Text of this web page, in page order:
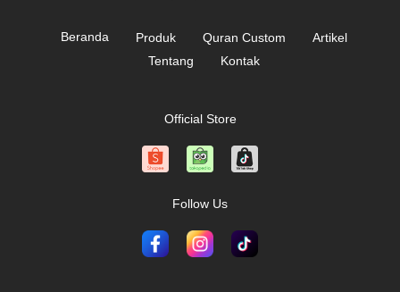
Beranda Produk Quran Custom
Artikel
Tentang
Kontak
Official Store
Follow Us